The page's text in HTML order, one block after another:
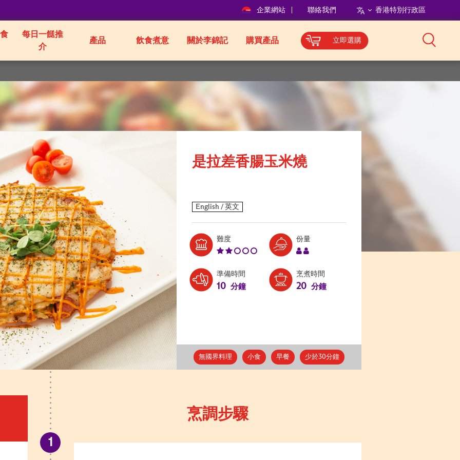
企業網站 聯絡我們 香港特別行政區
每日一餸推
介
產品 飲食煮意 關於李錦記 購買產品 立即選購
是拉差香腸玉米燒
難度Level:
份量Serves:
準備時間
10 分鐘
烹煮時間
20 分鐘
無國界料理 小食 早餐 少於30分鐘
烹調步驟